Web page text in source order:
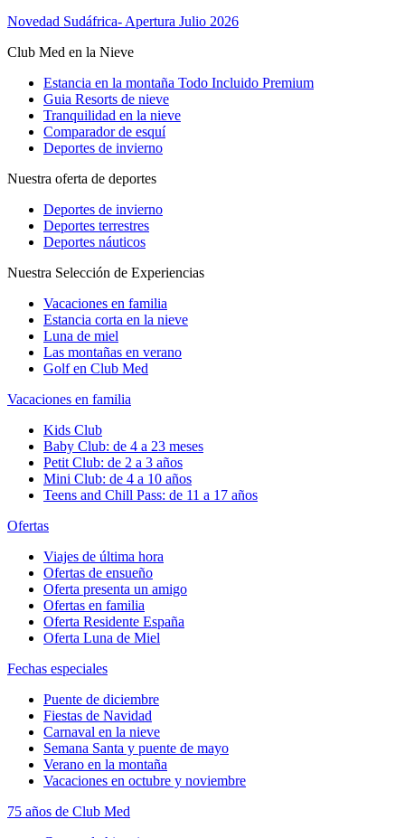
Novedad Sudáfrica- Apertura Julio 2026
Club Med en la Nieve
Estancia en la montaña Todo Incluido Premium
Guia Resorts de nieve
Tranquilidad en la nieve
Comparador de esquí
Deportes de invierno
Nuestra oferta de deportes
Deportes de invierno
Deportes terrestres
Deportes náuticos
Nuestra Selección de Experiencias
Vacaciones en familia
Estancia corta en la nieve
Luna de miel
Las montañas en verano
Golf en Club Med
Vacaciones en familia
Kids Club
Baby Club: de 4 a 23 meses
Petit Club: de 2 a 3 años
Mini Club: de 4 a 10 años
Teens and Chill Pass: de 11 a 17 años
Ofertas
Viajes de última hora
Ofertas de ensueño
Oferta presenta un amigo
Ofertas en familia
Oferta Residente España
Oferta Luna de Miel
Fechas especiales
Puente de diciembre
Fiestas de Navidad
Carnaval en la nieve
Semana Santa y puente de mayo
Verano en la montaña
Vacaciones en octubre y noviembre
75 años de Club Med